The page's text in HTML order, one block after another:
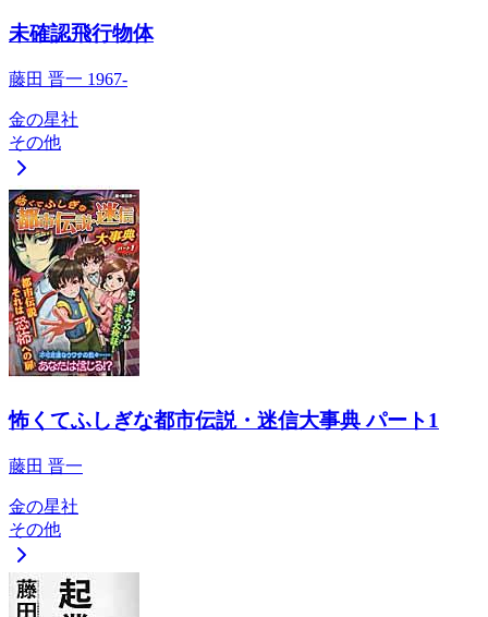
未確認飛行物体
藤田 晋一 1967-
金の星社
その他
怖くてふしぎな都市伝説・迷信大事典 パート1
藤田 晋一
金の星社
その他